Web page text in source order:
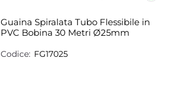
Guaina Spiralata Tubo Flessibile in
PVC Bobina 30 Metri Ø25mm
Codice: FG17025